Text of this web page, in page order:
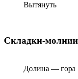
Вытянуть
Складки-
Долина — гора